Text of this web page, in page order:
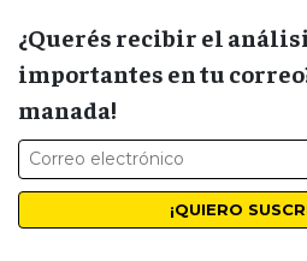
¿Querés recibir el
importantes en tu
manada!